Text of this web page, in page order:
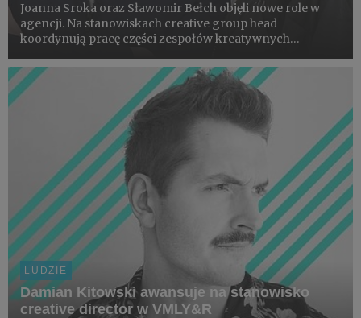
Joanna Sroka oraz Sławomir Bełch objęli nowe role w
agencji. Na stanowiskach creative group head
koordynują pracę części zespołów kreatywnych
LUDZIE
Damian Kitowski awansuje na stanowisko
creative director w VMLY&R